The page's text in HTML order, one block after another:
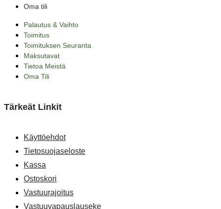
Oma tili
Palautus & Vaihto
Toimitus
Toimituksen Seuranta
Maksutavat
Tietoa Meistä
Oma Tili
Tärkeät Linkit
Käyttöehdot
Tietosuojaseloste
Kassa
Ostoskori
Vastuurajoitus
Vastuuvapauslauseke